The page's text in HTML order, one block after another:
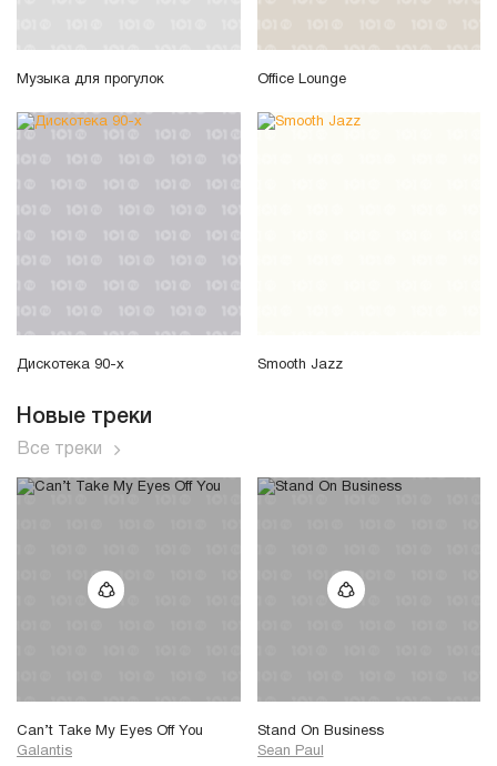
Музыка для прогулок Office Lounge
Дискотека 90-х Smooth Jazz
Новые треки
Все треки
Can’t Take My Eyes Off You
Galantis
Stand On Business
Sean Paul